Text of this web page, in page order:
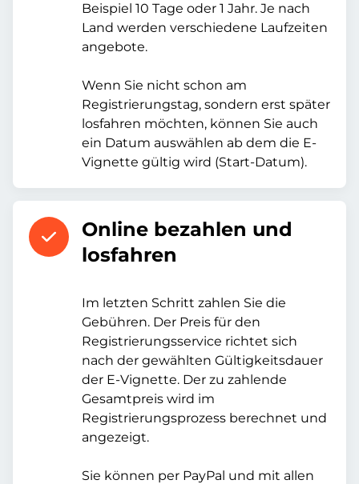
Beispiel 10 Tage oder 1 Jahr. Je nach
Land werden verschiedene Laufzeiten
angebote.
Wenn Sie nicht schon am
Registrierungstag, sondern erst später
losfahren möchten, können Sie auch
ein Datum auswählen ab dem die E-
Vignette gültig wird (Start-Datum).
Online bezahlen und
losfahren
Im letzten Schritt zahlen Sie die
Gebühren. Der Preis für den
Registrierungsservice richtet sich
nach der gewählten Gültigkeitsdauer
der E-Vignette. Der zu zahlende
Gesamtpreis wird im
Registrierungsprozess berechnet und
angezeigt.
Sie können per PayPal und mit allen